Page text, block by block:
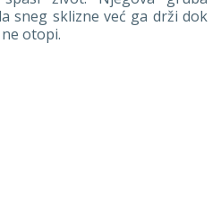
sneg sklizne već ga drži dok
otopi.